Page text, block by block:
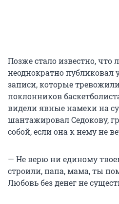
Позже стало известно, что
неоднократно публиковал
записи, которые
поклонников
видели явные намеки на
шантажировал Седокову,
собой, если она к нему не
— Не верю ни единому
строили, папа, мама, ты
Любовь без денег не